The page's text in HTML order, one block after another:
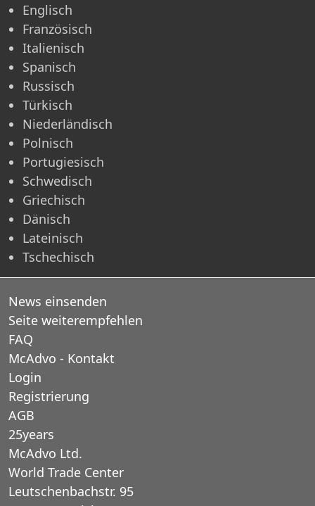
Englisch
Französisch
Italienisch
Spanisch
Russisch
Türkisch
Niederländisch
Polnisch
Portugiesisch
Schwedisch
Griechisch
Dänisch
Lateinisch
Tschechisch
News einsenden
Seite weiterempfehlen
FAQ
McAdvo - Kontakt
Login
Registrierung
AGB
25years
McAdvo Ltd.
World Trade Center
Leutschenbachstr. 95